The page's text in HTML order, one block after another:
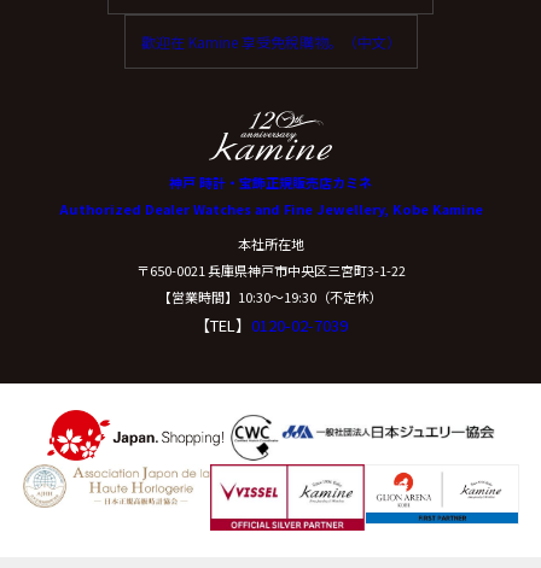
歡迎在 Kamine 享受免稅購物。（中文）
神戸 時計・宝飾正規販売店カミネ
Authorized Dealer Watches and Fine Jewellery, Kobe Kamine
本社所在地
〒650-0021 兵庫県神戸市中央区三宮町3-1-22
【営業時間】10:30〜19:30（不定休）
【TEL】 0120-02-7039